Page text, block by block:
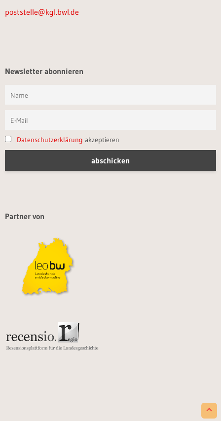
poststelle@kgl.bwl.de
Newsletter abonnieren
Datenschutzerklärung akzeptieren
Partner von